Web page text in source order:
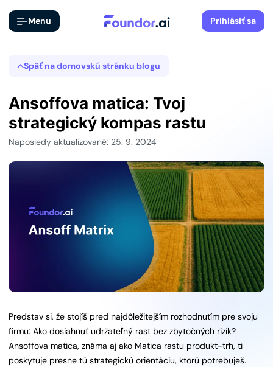
Menu Prihlásiť sa
Späť na domovskú stránku blogu
Ansoffova matica: Tvoj
strategický kompas rastu
Naposledy aktualizované: 25. 9. 2024
Predstav si, že stojíš pred najdôležitejším rozhodnutím pre svoju
firmu: Ako dosiahnuť udržateľný rast bez zbytočných rizík?
Ansoffova matica, známa aj ako Matica rastu produkt-trh, ti
poskytuje presne tú strategickú orientáciu, ktorú potrebuješ.